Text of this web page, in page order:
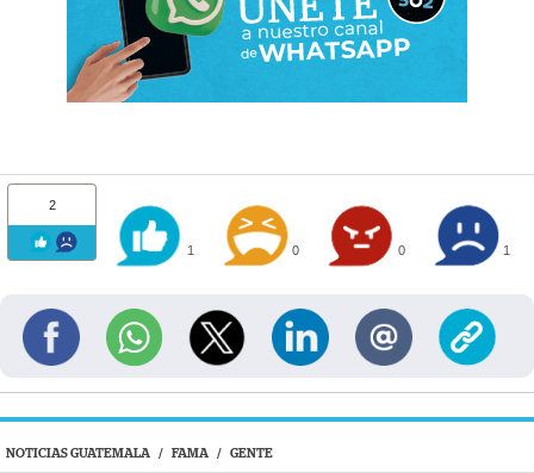
2
1 0 0 1
NOTICIAS GUATEMALA / FAMA / GENTE